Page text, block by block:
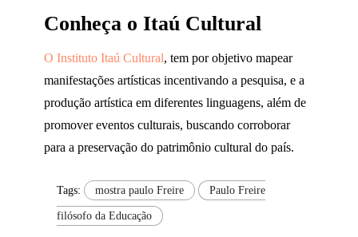
Conheça o Itaú Cultural
O Instituto Itaú Cultural, tem por objetivo mapear
manifestações artísticas incentivando a pesquisa, e a
produção artística em diferentes linguagens, além de
promover eventos culturais, buscando corroborar
para a preservação do patrimônio cultural do país.
Tags: mostra paulo Freire Paulo Freire
filósofo da Educação